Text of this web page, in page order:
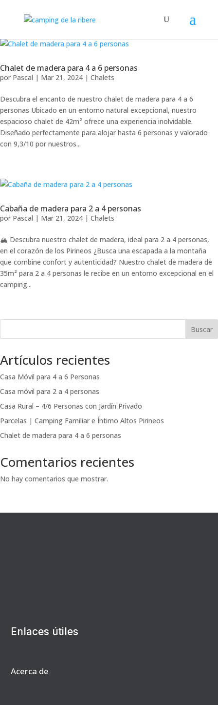
Chalet de madera para 4 a 6 personas
por Pascal | Mar 21, 2024 | Chalets
Descubra el encanto de nuestro chalet de madera para 4 a 6
personas Ubicado en un entorno natural excepcional, nuestro
espacioso chalet de 42m² ofrece una experiencia inolvidable.
Diseñado perfectamente para alojar hasta 6 personas y valorado
con 9,3/10 por nuestros...
Cabaña de madera para 2 a 4 personas
por Pascal | Mar 21, 2024 | Chalets
🏔️ Descubra nuestro chalet de madera, ideal para 2 a 4 personas,
en el corazón de los Pirineos ¿Busca una escapada a la montaña
que combine confort y autenticidad? Nuestro chalet de madera de
35m² para 2 a 4 personas le recibe en un entorno excepcional en el
camping...
Buscar
Artículos recientes
Casa Móvil para 4 a 6 Personas
Casa móvil para 2 a 4 personas
Casa Rural – 4/6 Personas con Jardín Privado
Parcelas | Camping Familiar e Íntimo Altos Pirineos
Chalet de madera para 4 a 6 personas
Comentarios recientes
No hay comentarios que mostrar.
Enlaces útiles
Acerca de